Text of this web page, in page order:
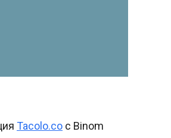
Tacolo.co с Binom